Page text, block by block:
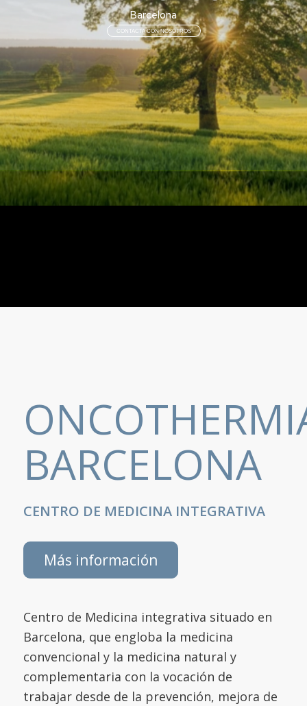
CONTACTA CON NOSOTROS
Barcelona
BARCELONA
CENTRO DE MEDICINA INTEGRATIVA
Más información
Centro de Medicina integrativa situado en
Barcelona, que engloba la medicina
convencional y la medicina natural y
complementaria con la vocación de
trabajar desde de la prevención, mejora de